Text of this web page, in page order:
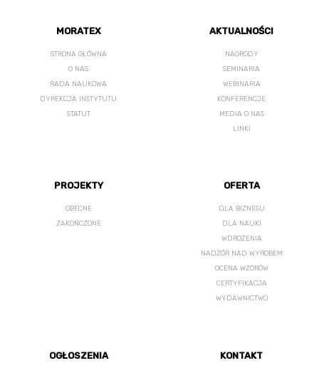
MORATEX
STRONA GŁÓWNA
O NAS
RADA NAUKOWA
DYREKCJA INSTYTUTU
STATUT
AKTUALNOŚCI
NAGRODY
SEMINARIA
WEBINARIA
KONFERENCJE
MEDIA O NAS
LINKI
PROJEKTY
OBECNE
ZAKOŃCZONE
OFERTA
DLA BIZNESU
DLA NAUKI
WDROŻENIA
NADZÓR NAD WYROBEM
OCENA WZORÓW
CERTYFIKACJA
WYDAWNICTWO
OGŁOSZENIA KONTAKT